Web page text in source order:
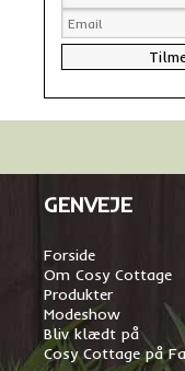
GENVEJE
Forside
Om Cosy Cottage
Produkter
Modeshow
Bliv klædt på
Cosy Cottage på